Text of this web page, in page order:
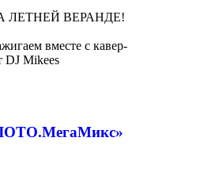
ЛЕТНЕЙ ВЕРАНДЕ!
вместе с кавер-
DJ Mikees